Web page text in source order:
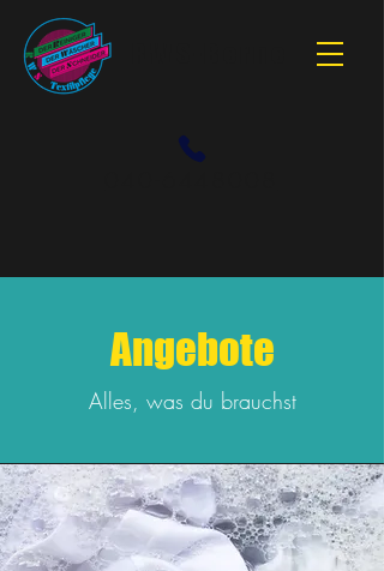
Angebote
Alles, was du brauchst